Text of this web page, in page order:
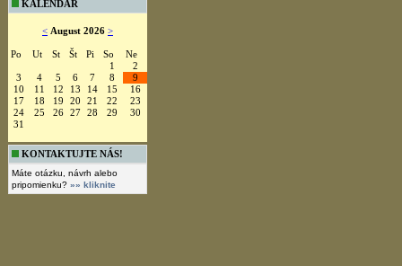
KALENDÁR
< August 2026 >
Po Ut St Št Pi So
Ne
1
2
3
4 5 6 7 8
9
10
11 12 13 14 15
16
17
18 19 20 21 22
23
24
25 26 27 28 29
30
31
KONTAKTUJTE NÁS!
Máte otázku, návrh alebo
pripomienku? »» kliknite